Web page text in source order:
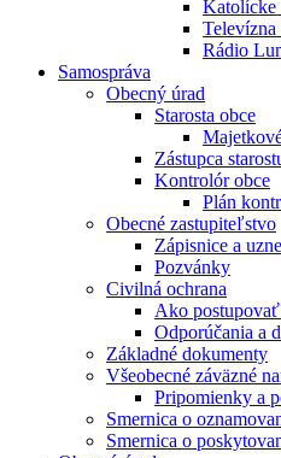
Katolícke
Rádio
Samospráva
Obecný úrad
Starosta obce
Zástupca
Kontrolór obce
Plán
Obecné zastupiteľstvo
Zápisnice a
Pozvánky
Civilná ochrana
Ako
Odporúčania a
Základné dokumenty
Všeobecné záväzné
Pripomienky a
Smernica o
Smernica o